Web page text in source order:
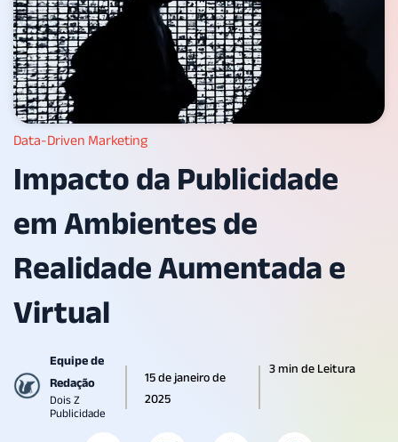
Data-Driven Marketing
Impacto da Publicidade
em Ambientes de
Realidade Aumentada e
Virtual
Equipe de
Redação
Dois Z
Publicidade
15 de janeiro de
2025
3 min de Leitura